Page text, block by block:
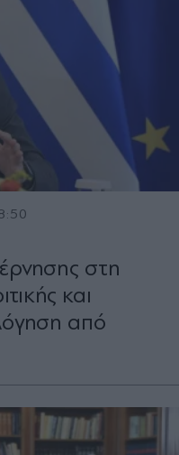
στη
και
από